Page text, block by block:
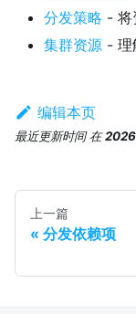
分发策略 - 将
集群资源 - 理
编辑本页
最近更新时间在
上一篇
分发依赖项